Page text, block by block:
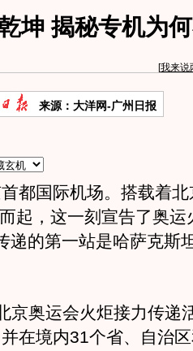
坤 揭秘专机为
[我来说
来源：大洋网-广州日报
国际机场。搭载着北
起，这一刻宣告了奥运
递的第一站是哈萨克斯
奥运会火炬接力传递
在境内31个省、自治